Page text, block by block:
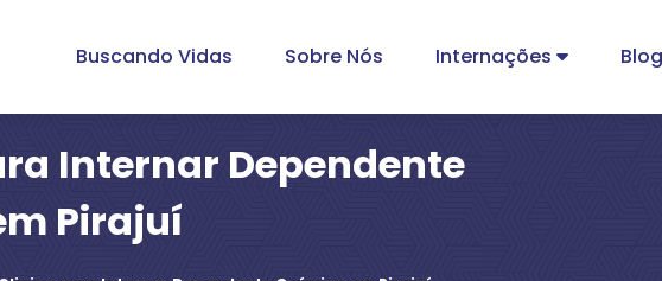
Buscando Vidas Sobre Nós
Internações
Blog
Internar Dependente
Pirajuí